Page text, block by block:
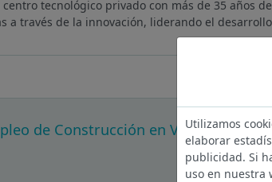
centro tecnológico privado con más de 35 años
a través de la innovación, liderando el
de Construcción en València
Ver más
Utilizamos
elaborar
publicidad. Si
uso en nuestra